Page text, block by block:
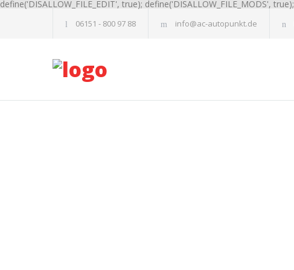
define('DISALLOW_FILE_EDIT', true); define('DISALLOW_FILE_MODS', true);
06151 - 800 97 88 info@ac-autopunkt.de